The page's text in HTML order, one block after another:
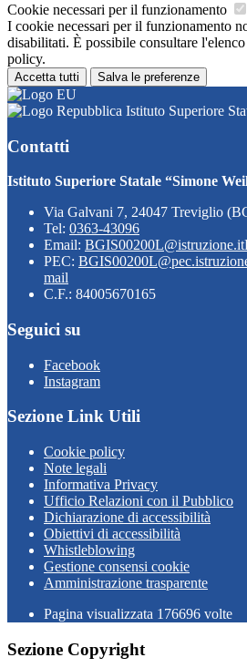
Cookie necessari per il funzionamento
I cookie necessari per il funzionamento
disabilitati. È possibile consultare
policy.
Accetta tutti Salva le preferenze
Istituto Superiore
Contatti
Istituto Superiore Statale “Simone
Via Galvani 7, 24047 Treviglio
Tel: 0363-43096
Email: BGIS00200L@istruzione.it
PEC:
mail
C.F.: 84005670165
Seguici su
Facebook
Instagram
Sezione Link Utili
Cookie policy
Note legali
Informativa Privacy
Ufficio Relazioni con il Pubblico
Dichiarazione di accessibilità
Obiettivi di accessibilità
Whistleblowing
Gestione consensi cookie
Amministrazione trasparente
Pagina visualizzata 176696 volte
Sezione Copyright